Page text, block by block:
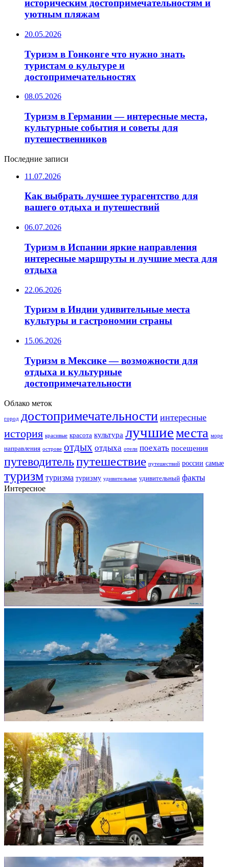
историческим достопримечательностям и
уютным пляжам
20.05.2026
Туризм в Гонконге что нужно знать
туристам о культуре и
достопримечательностях
08.05.2026
Туризм в Германии — интересные места,
культурные события и советы для
путешественников
Последние записи
11.07.2026
Как выбрать лучшее турагентство для
вашего отдыха и путешествий
06.07.2026
Туризм в Испании яркие направления
интересные маршруты и лучшие места для
отдыха
22.06.2026
Туризм в Индии удивительные места
культуры и гастрономии страны
15.06.2026
Туризм в Мексике — возможности для
отдыха и культурные
достопримечательности
Облако меток
город достопримечательности интересные
история красивые красота культура лучшиеместа море
направления острове отдых отдыха отели поехать посещения
путеводительпутешествие путешествий россии самые
туризм туризма туризму удивительные удивительный факты
Интересное